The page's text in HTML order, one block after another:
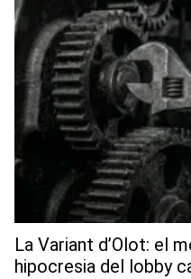
La Variant d’Olot: el
hipocresia del lobby